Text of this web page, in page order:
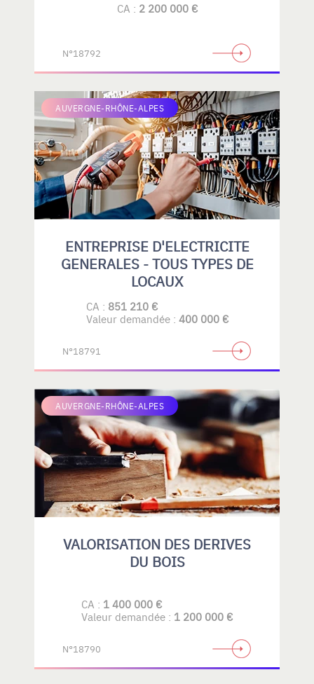
CA : 2 200 000 €
N°18792
AUVERGNE-RHÔNE-ALPES
ENTREPRISE D'ELECTRICITE
GENERALES - TOUS TYPES DE
LOCAUX
CA : 851 210 €
Valeur demandée : 400 000 €
N°18791
AUVERGNE-RHÔNE-ALPES
VALORISATION DES DERIVES
DU BOIS
CA : 1 400 000 €
Valeur demandée : 1 200 000 €
N°18790